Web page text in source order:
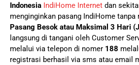
Indonesia IndiHome Internet dan
menginginkan pasang IndiHome tanpa
Pasang Besok atau Maksimal 3 Hari
langsung di tangani oleh Customer
melalui via telepon di nomer 188
registrasi berhasil via sms atau email